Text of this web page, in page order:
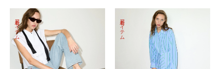
新着アイテム 新着アイテム